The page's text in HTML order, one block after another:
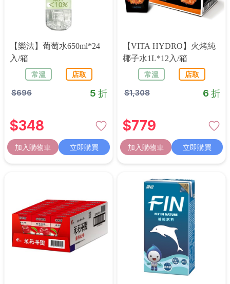
【樂法】葡萄水650ml*24
入/箱
常溫
店取
$696 5 折
$348
加入購物車 立即購買
【VITA HYDRO】火烤純
椰子水1L*12入/箱
常溫
店取
$1,308 6 折
$779
加入購物車 立即購買